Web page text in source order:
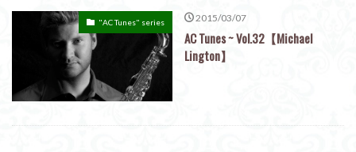
"AC Tunes" series 2015/03/07
AC Tunes ~ Vol.32【Michael
Lington】